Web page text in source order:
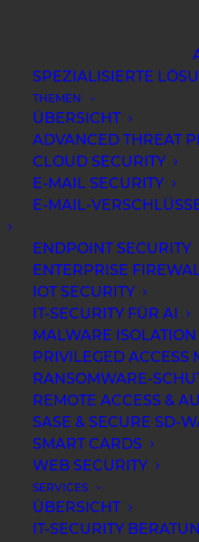
SPEZIALISIERTE
THEMEN
ÜBERSICHT
ADVANCED THREAT
CLOUD SECURITY
E-MAIL SECURITY
E-MAIL-
ENDPOINT SECURITY
ENTERPRISE
IOT SECURITY
IT-SECURITY FÜR AI
MALWARE ISOLATION
PRIVILEGED ACCESS
RANSOMWARE-
REMOTE ACCESS &
SASE & SECURE SD-
SMART CARDS
WEB SECURITY
SERVICES
ÜBERSICHT
IT-SECURITY
Was ist die beste
MEHR ERFAHREN